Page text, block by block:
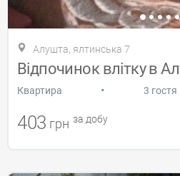
Алушта, ялтинська 7
Відпочинок влітку в
Квартира • 3 гостя
403 грн за добу